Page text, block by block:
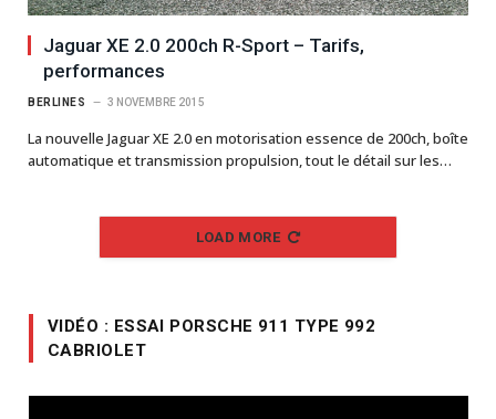
Jaguar XE 2.0 200ch R-Sport – Tarifs,
performances
BERLINES 3 NOVEMBRE 2015
La nouvelle Jaguar XE 2.0 en motorisation essence de 200ch, boîte
automatique et transmission propulsion, tout le détail sur les…
LOAD MORE
VIDÉO : ESSAI PORSCHE 911 TYPE 992
CABRIOLET